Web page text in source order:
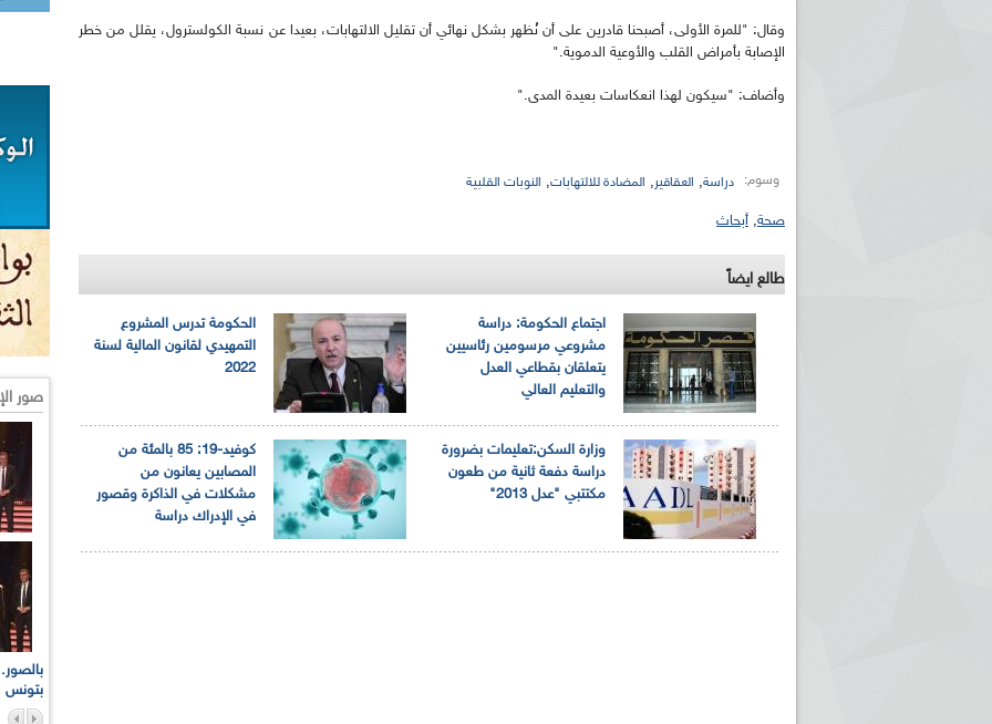
وقال: "للمرة الأولى، أصبحنا قادرين على أن نُظهر بشكل نهائي أن تقليل الالتهابات، بعيدا عن نسبة الكولسترول، يقلل من خطر
الإصابة بأمراض القلب والأوعية الدموية."
وأضاف: "سيكون لهذا انعكاسات بعيدة المدى."
وسوم: دراسة, العقاقير, المضادة للالتهابات, النوبات القلبية
صحة, أبحاث
طالع ايضاً
الحكومة تدرس المشروع
التمهيدي لقانون المالية لسنة
2022
اجتماع الحكومة: دراسة
مشروعي مرسومين رئاسيين
يتعلقان بقطاعي العدل
والتعليم العالي
كوفيد-19: 85 بالمئة من
المصابين يعانون من
مشكلات في الذاكرة وقصور
في الإدراك دراسة
وزارة السكن:تعليمات بضرورة
دراسة دفعة ثانية من طعون
مكتتبي "عدل 2013"
صور
بتونس